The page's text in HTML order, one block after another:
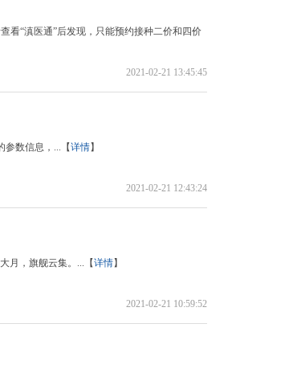
看“滇医通”后发现，只能预约接种二价和四价
2021-02-21 13:45:45
参数信息，...【详情】
2021-02-21 12:43:24
月，旗舰云集。...【详情】
2021-02-21 10:59:52